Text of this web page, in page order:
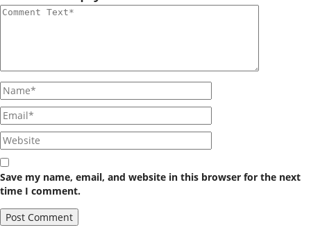
Save my name, email, and website in this browser for the next
time I comment.